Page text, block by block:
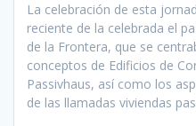
La celebración de esta
reciente de la celebrada el
de la Frontera, que se
conceptos de Edificios de
Passivhaus, así como los
de las llamadas viviendas